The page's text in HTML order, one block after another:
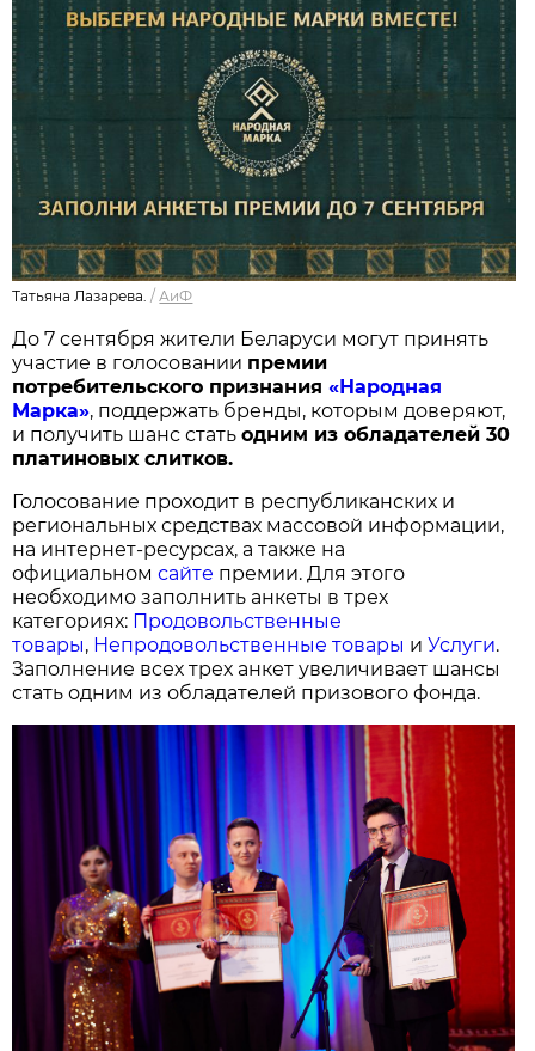
Татьяна Лазарева. /АиФ
До 7 сентября жители Беларуси могут принять
участие в голосовании премии
потребительского признания«Народная
Марка», поддержать бренды, которым доверяют,
и получить шанс статьодним из обладателей 30
платиновых слитков.
Голосование проходит в республиканских и
региональных средствах массовой информации,
на интернет-ресурсах, а также на
официальномсайте премии. Для этого
необходимо заполнить анкеты в трех
категориях: Продовольственные
товары, Непродовольственные товары иУслуги.
Заполнение всех трех анкет увеличивает шансы
стать одним из обладателей призового фонда.